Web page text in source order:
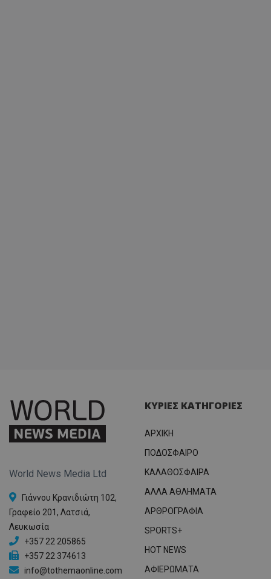
World News Media Ltd
Γιάννου Κρανιδιώτη 102,
Γραφείο 201, Λατσιά,
Λευκωσία
+357 22 205865
+357 22 374613
info@tothemaonline.com
ΚΥΡΙΕΣ ΚΑΤΗΓΟΡΙΕΣ
ΑΡΧΙΚΗ
ΠΟΔΟΣΦΑΙΡΟ
ΚΑΛΑΘΟΣΦΑΙΡΑ
ΑΛΛΑ ΑΘΛΗΜΑΤΑ
ΑΡΘΡΟΓΡΑΦΙΑ
SPORTS+
HOT NEWS
ΑΦΙΕΡΩΜΑΤΑ